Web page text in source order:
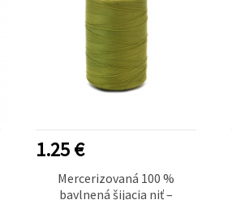
1.25 €
Mercerizovaná 100 %
bavlnená šijacia niť –